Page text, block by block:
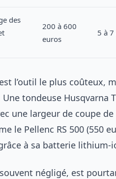
des
200 à 600
euros
5 à 7
est l’outil le plus coûteux,
tondeuse Husqvarna
une largeur de coupe
le Pellenc RS 500 (550
à sa batterie lithium-
négligé, est